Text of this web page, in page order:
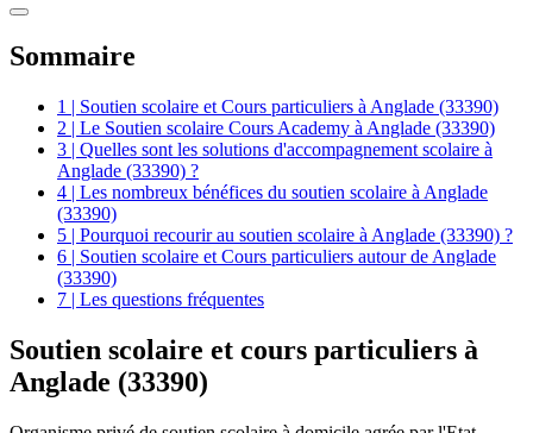
Sommaire
1 | Soutien scolaire et Cours particuliers à Anglade (33390)
2 | Le Soutien scolaire Cours Academy à Anglade (33390)
3 | Quelles sont les solutions d'accompagnement scolaire à
Anglade (33390) ?
4 | Les nombreux bénéfices du soutien scolaire à Anglade
(33390)
5 | Pourquoi recourir au soutien scolaire à Anglade (33390) ?
6 | Soutien scolaire et Cours particuliers autour de Anglade
(33390)
7 | Les questions fréquentes
Soutien scolaire et cours particuliers à
Anglade (33390)